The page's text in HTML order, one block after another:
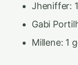
Jheniffer:
Gabi
Millene: 1